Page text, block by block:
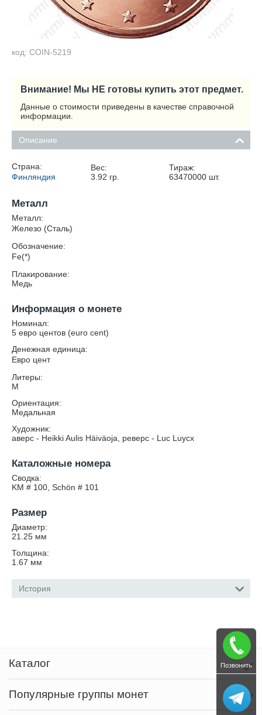
код: COIN-5219
Внимание! Мы НЕ готовы купить этот предмет.
Данные о стоимости приведены в качестве справочной
информации.
Описание
Страна:
Финляндия
Вес:
3.92 гр.
Тираж:
63470000 шт.
Металл
Металл:
Железо (Сталь)
Обозначение:
Fe(*)
Плакирование:
Медь
Информация о монете
Номинал:
5 евро центов (euro cent)
Денежная единица:
Евро цент
Литеры:
М
Ориентация:
Медальная
Художник:
аверс - Heikki Aulis Häiväoja, реверс - Luc Luycx
Каталожные номера
Сводка:
KM # 100, Schön # 101
Размер
Диаметр:
21.25 мм
Толщина:
1.67 мм
История
Каталог
Популярные группы монет
Позвонить